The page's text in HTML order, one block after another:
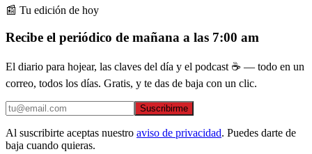
📰 Tu edición de hoy
Recibe el periódico de mañana a las 7:00 am
El diario para hojear, las claves del día y el podcast ☕ — todo en un
correo, todos los días. Gratis, y te das de baja con un clic.
Suscribirme
Al suscribirte aceptas nuestro aviso de privacidad. Puedes darte de
baja cuando quieras.